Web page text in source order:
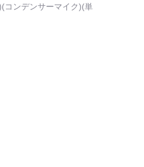
コンデンサーマイク)(単